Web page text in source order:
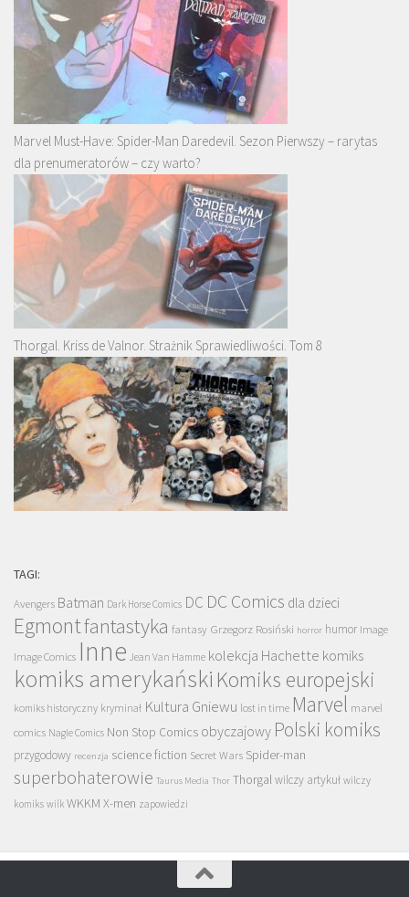
Marvel Must-Have: Spider-Man Daredevil. Sezon Pierwszy – rarytas
dla prenumeratorów – czy warto?
Thorgal. Kriss de Valnor. Strażnik Sprawiedliwości. Tom 8
TAGI:
Avengers Batman Dark Horse Comics DC DC Comics dla dzieci
Egmontfantastyka fantasy Grzegorz Rosiński horror humor Image
Image Comics Inne Jean Van Hamme kolekcja Hachette komiks
komiks amerykański Komiks europejski
komiks historyczny kryminał Kultura Gniewu lost in time Marvel marvel
comics Nagle Comics Non Stop Comics obyczajowy Polski komiks
przygodowy recenzja science fiction Secret Wars Spider-man
superbohaterowie Taurus Media Thor Thorgalwilczy artykuł wilczy
komiks wilk WKKM X-men zapowiedzi